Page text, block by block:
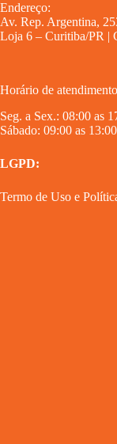
Endereço:
Av. Rep. Argentina,
Loja 6 – Curitiba/PR |
Horário de atendimento
Seg. a Sex.: 08:00 as
Sábado: 09:00 as 13:00
LGPD:
Termo de Uso e